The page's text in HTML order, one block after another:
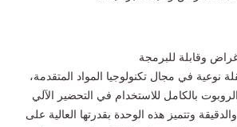
وقابلة للبرمجة
نوعية في مجال تكنولوجيا المواد المتقدمة،
بالكامل للاستخدام في التحضير الآلي
وتتميز هذه الوحدة بقدرتها العالية على